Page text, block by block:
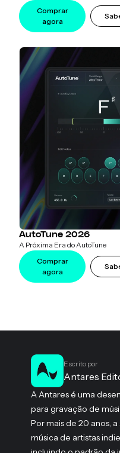
Comprar
agora
AutoTune 2026
A Próxima Era do AutoTune
Comprar
agora
Escrito por
Antares
A Antares é uma
para gravação de
Por mais de 20 anos,
música de artistas